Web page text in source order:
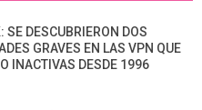
SE DESCUBRIERON DOS
GRAVES EN LAS VPN QUE
INACTIVAS DESDE 1996